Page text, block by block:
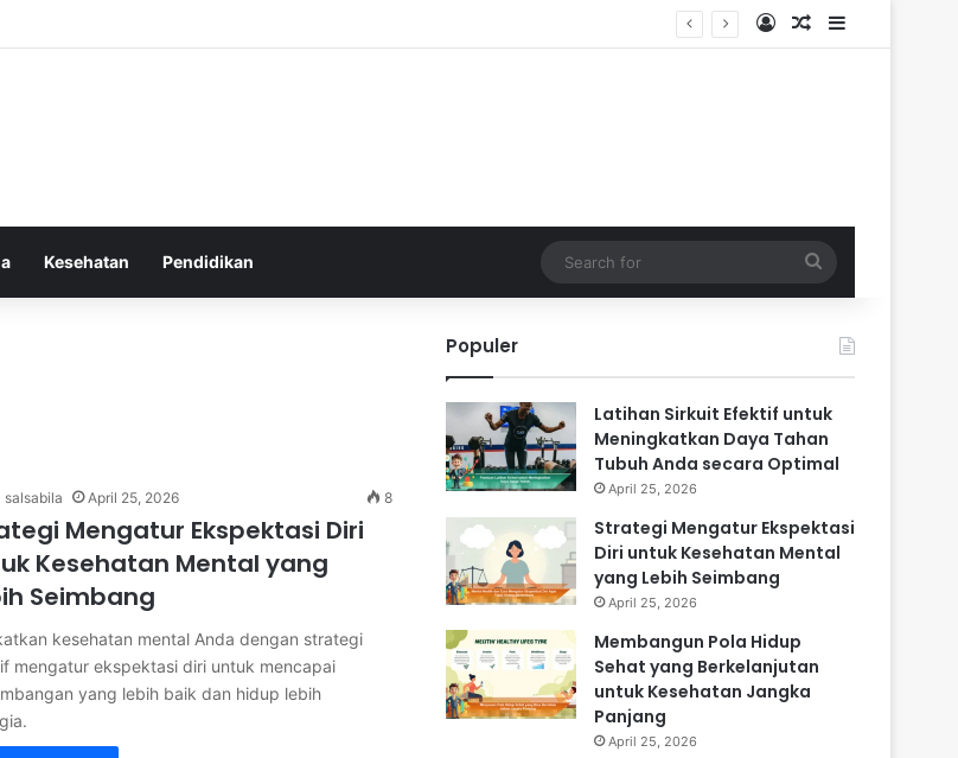
Diri untuk Kesehatan Mental yang Lebih Seimbang Log InRandom Article
Sidebar
Kesehatan Pendidikan
for
salsabila April 25, 2026 8
Mengatur Ekspektasi Diri
Kesehatan Mental yang
Seimbang
kesehatan mental Anda dengan strategi
mengatur ekspektasi diri untuk mencapai
yang lebih baik dan hidup lebih
Populer
Latihan Sirkuit Efektif untuk
Meningkatkan Daya Tahan
Tubuh Anda secara Optimal
April 25, 2026
Strategi Mengatur Ekspektasi
Diri untuk Kesehatan Mental
yang Lebih Seimbang
April 25, 2026
Membangun Pola Hidup
Sehat yang Berkelanjutan
untuk Kesehatan Jangka
Panjang
April 25, 2026